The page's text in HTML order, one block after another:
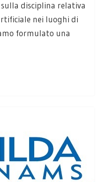
disciplina relativa
nei luoghi di
formulato una